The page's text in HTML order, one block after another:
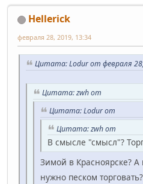
Hellerick
февраля 28, 2019, 13:34
Цитата: Lodur от февраля
Цитата: zwh от
Цитата: Lodur от
Цитата: zwh от
В смысле "смысл"?
Зимой в Красноярске? А
нужно песком торговать?